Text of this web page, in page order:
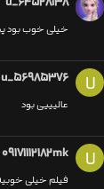
خیلی خوب بود
U u_۵۶۹۸۵۳۷۶
عالیییی بود
U ۰۹۱۷۱۱۱۲۱۸۲mk
فیلم خیلی